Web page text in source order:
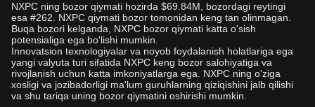
NXPC ning bozor qiymati hozirda $69.84M, bozordagi reytingi
esa #262. NXPC qiymati bozor tomonidan keng tan olinmagan.
Buqa bozori kelganda, NXPC bozor qiymati katta o'sish
potensialiga ega bo'lishi mumkin.
Innovatsion texnologiyalar va noyob foydalanish holatlariga ega
yangi valyuta turi sifatida NXPC keng bozor salohiyatiga va
rivojlanish uchun katta imkoniyatlarga ega. NXPC ning o'ziga
xosligi va jozibadorligi ma'lum guruhlarning qiziqishini jalb qilishi
va shu tariqa uning bozor qiymatini oshirishi mumkin.